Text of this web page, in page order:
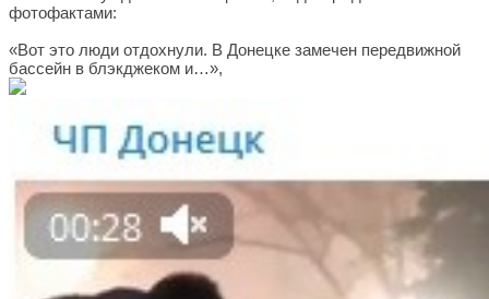
фотофактами:
«Вот это люди отдохнули. В Донецке замечен передвижной
бассейн в блэкджеком и…»,